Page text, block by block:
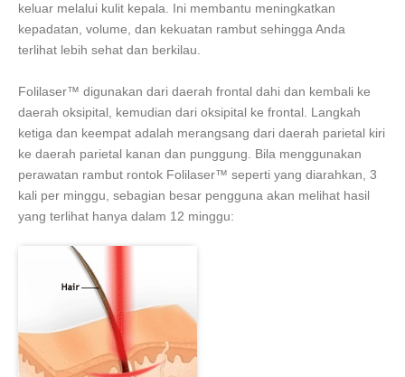
keluar melalui kulit kepala. Ini membantu meningkatkan
kepadatan, volume, dan kekuatan rambut sehingga Anda
terlihat lebih sehat dan berkilau.
Folilaser™ digunakan dari daerah frontal dahi dan kembali ke
daerah oksipital, kemudian dari oksipital ke frontal. Langkah
ketiga dan keempat adalah merangsang dari daerah parietal kiri
ke daerah parietal kanan dan punggung. Bila menggunakan
perawatan rambut rontok Folilaser™ seperti yang diarahkan, 3
kali per minggu, sebagian besar pengguna akan melihat hasil
yang terlihat hanya dalam 12 minggu: